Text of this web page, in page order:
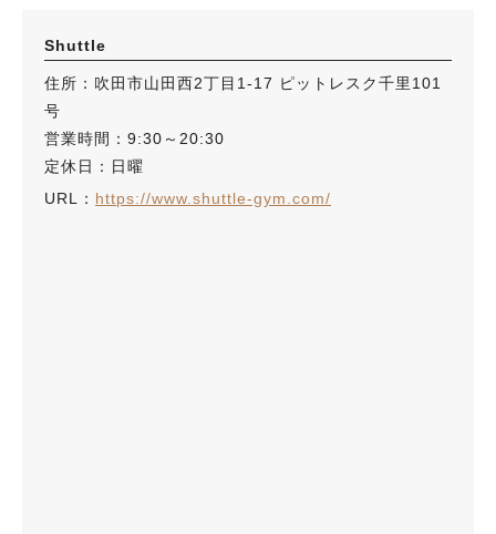
Shuttle
住所：吹田市山田西2丁目1-17 ピットレスク千里101
号
営業時間：9:30～20:30
定休日：日曜
URL： https://www.shuttle-gym.com/